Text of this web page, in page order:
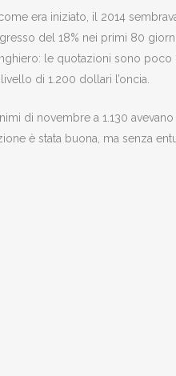
era iniziato, il 2014
del 18% nei primi 80
le quotazioni sono
di 1.200 dollari l’oncia.
di novembre a 1.130
è stata buona, ma senza